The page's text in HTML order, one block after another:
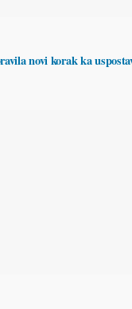
novi korak ka